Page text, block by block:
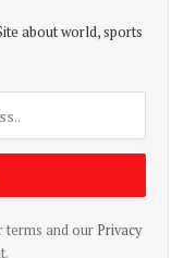
about world, sports
terms and our Privacy